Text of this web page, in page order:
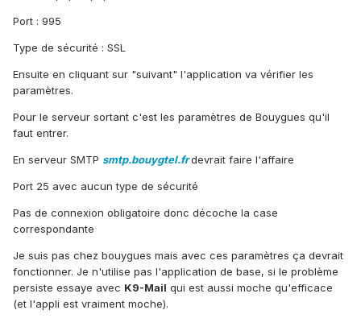
Port : 995
Type de sécurité : SSL
Ensuite en cliquant sur "suivant" l'application va vérifier les
paramètres.
Pour le serveur sortant c'est les paramètres de Bouygues qu'il
faut entrer.
En serveur SMTP smtp.bouygtel.frdevrait faire l'affaire
Port 25 avec aucun type de sécurité
Pas de connexion obligatoire donc décoche la case
correspondante
Je suis pas chez bouygues mais avec ces paramètres ça devrait
fonctionner. Je n'utilise pas l'application de base, si le problème
persiste essaye avec K9-Mail qui est aussi moche qu'efficace
(et l'appli est vraiment moche).